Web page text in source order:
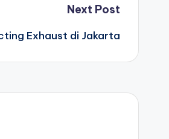
Next Post
Exhaust di Jakarta